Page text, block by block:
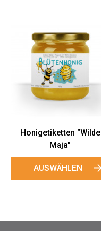
Honigetiketten "Wilde
Maja"
AUSWÄHLEN